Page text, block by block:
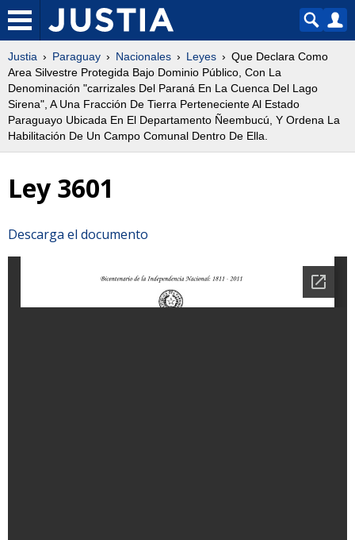
Justia Paraguay Nacionales Leyes
Que Declara Como
Area Silvestre Protegida Bajo Dominio Público, Con La
Denominación "carrizales Del Paraná En La Cuenca Del Lago
Sirena", A Una Fracción De Tierra Perteneciente Al Estado
Paraguayo Ubicada En El Departamento Ñeembucú, Y Ordena La
Habilitación De Un Campo Comunal Dentro De Ella.
Ley 3601
Descarga el documento